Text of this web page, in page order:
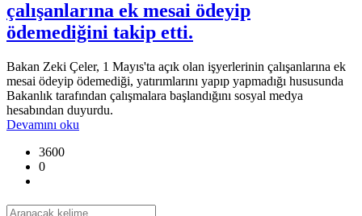
çalışanlarına ek mesai ödeyip
ödemediğini takip etti.
Bakan Zeki Çeler, 1 Mayıs'ta açık olan işyerlerinin çalışanlarına ek
mesai ödeyip ödemediği, yatırımlarını yapıp yapmadığı hususunda
Bakanlık tarafından çalışmalara başlandığını sosyal medya
hesabından duyurdu.
Devamını oku
3600
0